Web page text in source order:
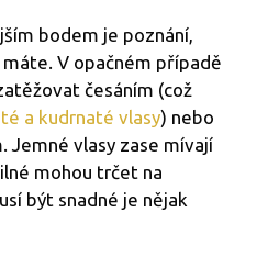
bodem je poznání,
V opačném případě
česáním (což
a kudrnaté vlasy) nebo
Jemné vlasy zase mívají
mohou trčet na
být snadné je nějak